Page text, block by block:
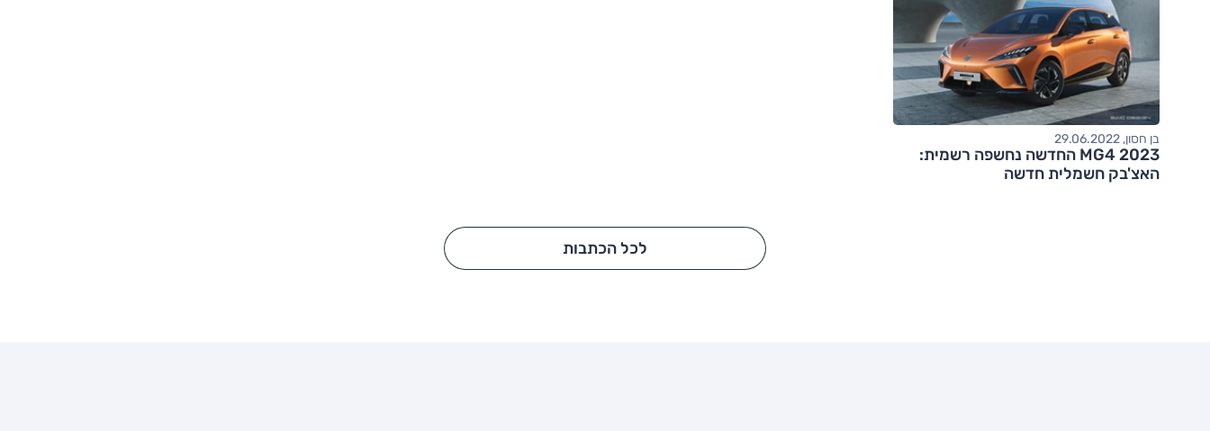
בן חסון, 29.06.2022
MG4 2023 החדשה נחשפה רשמית:
האצ'בק חשמלית חדשה
לכל הכתבות